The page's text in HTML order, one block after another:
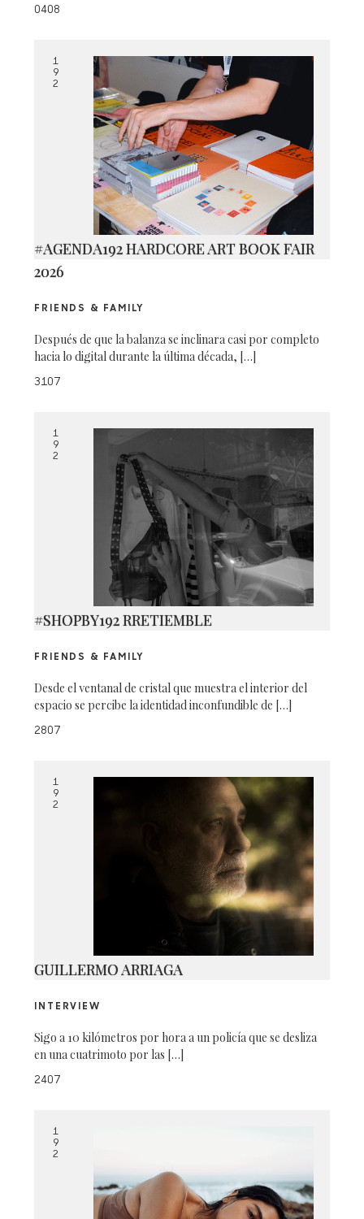
01-CK-192
0408
1
9
2
#AGENDA192 HARDCORE ART BOOK FAIR
2026
FRIENDS & FAMILY
Después de que la balanza se inclinara casi por completo
hacia lo digital durante la última década, […]
3107
1
9
2
#SHOPBY192 RRETIEMBLE
FRIENDS & FAMILY
Desde el ventanal de cristal que muestra el interior del
espacio se percibe la identidad inconfundible de […]
2807
1
9
2
GUILLERMO ARRIAGA
INTERVIEW
Sigo a 10 kilómetros por hora a un policía que se desliza
en una cuatrimoto por las […]
2407
1
9
2